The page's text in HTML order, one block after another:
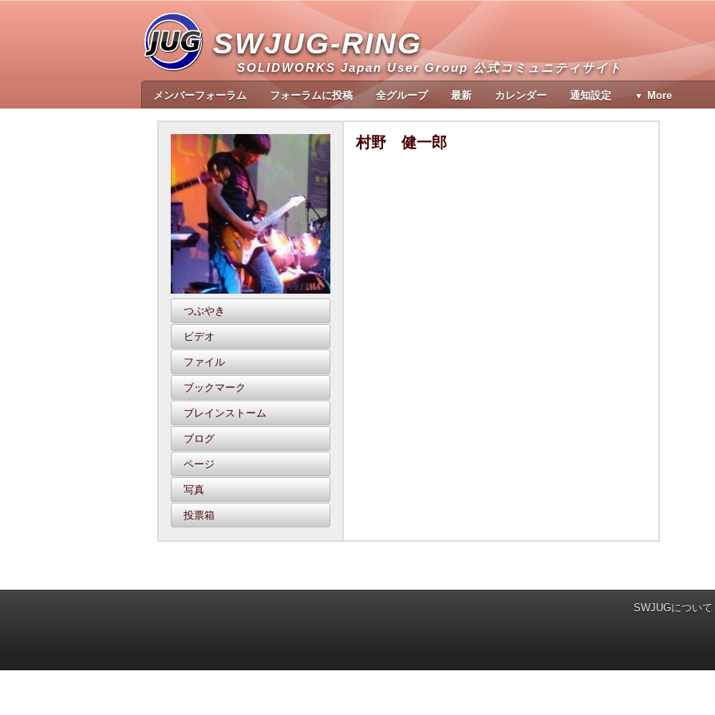
SWJUG-RING
SOLIDWORKS Japan User Group 公式コミュニティサイト
メンバーフォーラム フォーラムに投稿 全グループ 最新 カレンダー 通知設定 More
つぶやき
ビデオ
ファイル
ブックマーク
ブレインストーム
ブログ
ページ
写真
投票箱
村野 健一郎
SWJUGについて